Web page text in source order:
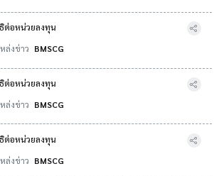
ต่อหน่วยลงทุน
ล่งข่าว BMSCG
ต่อหน่วยลงทุน
ล่งข่าว BMSCG
ต่อหน่วยลงทุน
ล่งข่าว BMSCG